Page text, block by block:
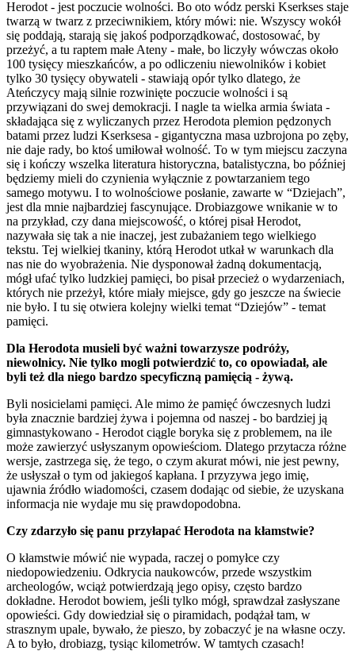
Herodot - jest poczucie wolności. Bo oto wódz perski Kserkses staje
twarzą w twarz z przeciwnikiem, który mówi: nie. Wszyscy wokół
się poddają, starają się jakoś podporządkować, dostosować, by
przeżyć, a tu raptem małe Ateny - małe, bo liczyły wówczas około
100 tysięcy mieszkańców, a po odliczeniu niewolników i kobiet
tylko 30 tysięcy obywateli - stawiają opór tylko dlatego, że
Ateńczycy mają silnie rozwinięte poczucie wolności i są
przywiązani do swej demokracji. I nagle ta wielka armia świata -
składająca się z wyliczanych przez Herodota plemion pędzonych
batami przez ludzi Kserksesa - gigantyczna masa uzbrojona po zęby,
nie daje rady, bo ktoś umiłował wolność. To w tym miejscu zaczyna
się i kończy wszelka literatura historyczna, batalistyczna, bo później
będziemy mieli do czynienia wyłącznie z powtarzaniem tego
samego motywu. I to wolnościowe posłanie, zawarte w “Dziejach”,
jest dla mnie najbardziej fascynujące. Drobiazgowe wnikanie w to
na przykład, czy dana miejscowość, o której pisał Herodot,
nazywała się tak a nie inaczej, jest zubażaniem tego wielkiego
tekstu. Tej wielkiej tkaniny, którą Herodot utkał w warunkach dla
nas nie do wyobrażenia. Nie dysponował żadną dokumentacją,
mógł ufać tylko ludzkiej pamięci, bo pisał przecież o wydarzeniach,
których nie przeżył, które miały miejsce, gdy go jeszcze na świecie
nie było. I tu się otwiera kolejny wielki temat “Dziejów” - temat
pamięci.
Dla Herodota musieli być ważni towarzysze podróży,
niewolnicy. Nie tylko mogli potwierdzić to, co opowiadał, ale
byli też dla niego bardzo specyficzną pamięcią - żywą.
Byli nosicielami pamięci. Ale mimo że pamięć ówczesnych ludzi
była znacznie bardziej żywa i pojemna od naszej - bo bardziej ją
gimnastykowano - Herodot ciągle boryka się z problemem, na ile
może zawierzyć usłyszanym opowieściom. Dlatego przytacza różne
wersje, zastrzega się, że tego, o czym akurat mówi, nie jest pewny,
że usłyszał o tym od jakiegoś kapłana. I przyzywa jego imię,
ujawnia źródło wiadomości, czasem dodając od siebie, że uzyskana
informacja nie wydaje mu się prawdopodobna.
Czy zdarzyło się panu przyłapać Herodota na kłamstwie?
O kłamstwie mówić nie wypada, raczej o pomyłce czy
niedopowiedzeniu. Odkrycia naukowców, przede wszystkim
archeologów, wciąż potwierdzają jego opisy, często bardzo
dokładne. Herodot bowiem, jeśli tylko mógł, sprawdzał zasłyszane
opowieści. Gdy dowiedział się o piramidach, podążał tam, w
strasznym upale, bywało, że pieszo, by zobaczyć je na własne oczy.
A to było, drobiazg, tysiąc kilometrów. W tamtych czasach!